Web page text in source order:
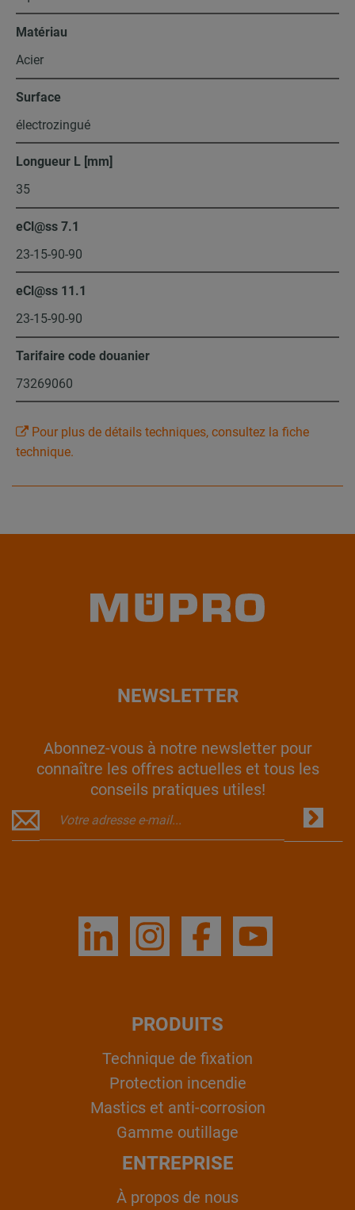
Matériau
Acier
Surface
électrozingué
Longueur L [mm]
35
eCl@ss 7.1
23-15-90-90
eCl@ss 11.1
23-15-90-90
Tarifaire code douanier
73269060
Pour plus de détails techniques, consultez la fiche
technique.
NEWSLETTER
Abonnez-vous à notre newsletter pour
connaître les offres actuelles et tous les
conseils pratiques utiles!
PRODUITS
Technique de fixation
Protection incendie
Mastics et anti-corrosion
Gamme outillage
ENTREPRISE
À propos de nous